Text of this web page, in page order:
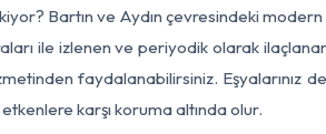
Bartın ve Aydın çevresindeki
ile izlenen ve periyodik olarak
faydalanabilirsiniz. Eşyalarınız
karşı koruma altında olur.